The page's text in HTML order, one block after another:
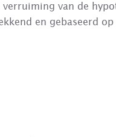
van de
en gebaseerd